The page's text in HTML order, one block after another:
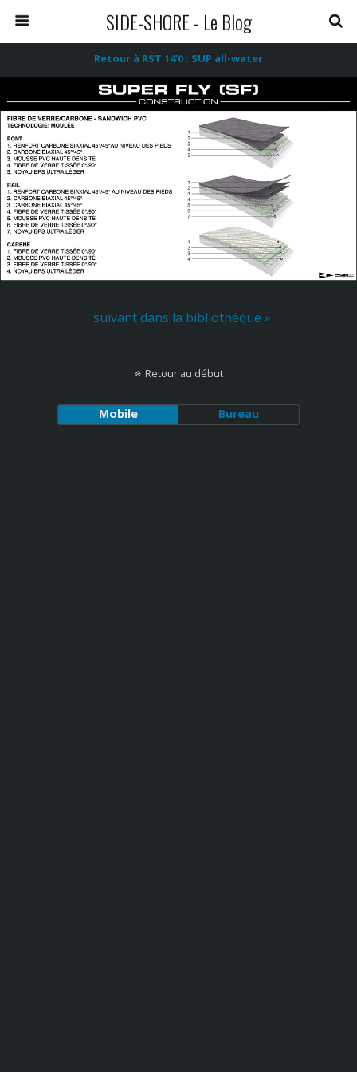
SIDE-SHORE - Le Blog
Retour à RST 14’0 : SUP all-water
suivant dans la bibliothèque »
Retour au début
Mobile Bureau